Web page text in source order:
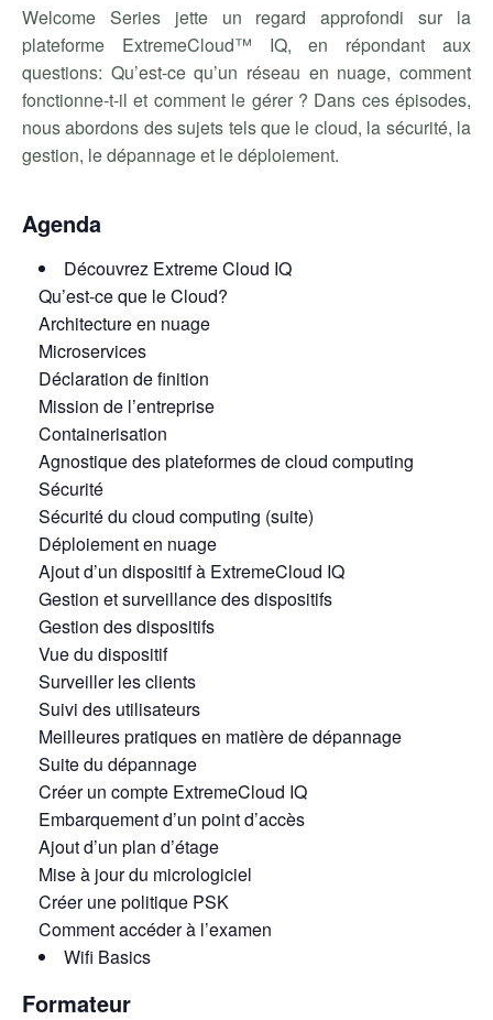
Welcome Series jette un regard approfondi sur la
plateforme ExtremeCloud™ IQ, en répondant aux
questions: Qu’est-ce qu’un réseau en nuage, comment
fonctionne-t-il et comment le gérer ? Dans ces épisodes,
nous abordons des sujets tels que le cloud, la sécurité, la
gestion, le dépannage et le déploiement.
Agenda
Découvrez Extreme Cloud IQ
Qu’est-ce que le Cloud?
Architecture en nuage
Microservices
Déclaration de finition
Mission de l’entreprise
Containerisation
Agnostique des plateformes de cloud computing
Sécurité
Sécurité du cloud computing (suite)
Déploiement en nuage
Ajout d’un dispositif à ExtremeCloud IQ
Gestion et surveillance des dispositifs
Gestion des dispositifs
Vue du dispositif
Surveiller les clients
Suivi des utilisateurs
Meilleures pratiques en matière de dépannage
Suite du dépannage
Créer un compte ExtremeCloud IQ
Embarquement d’un point d’accès
Ajout d’un plan d’étage
Mise à jour du micrologiciel
Créer une politique PSK
Comment accéder à l’examen
Wifi Basics
Formateur